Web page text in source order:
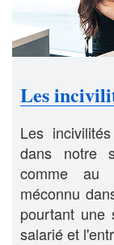
Les
Les
dans notre
comme au
méconnu
pourtant une
salarié et